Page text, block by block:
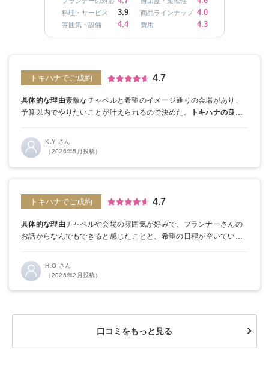
料理・サービス 3.9 商品ラインナップ 4.0
雰囲気・設備 4.4 費用 4.3
トキハナでご成約 4.7
具体的な理由素敵なチャペルと希望のイメージ通りの会場があり、
予算以内でやりたいことが叶えられるので決めた。
トキハナの良か
積もりが妥当かすぐにチェックしてもらえた。
K.Y さん
（2026年5月投稿）
トキハナでご成約 4.7
具体的な理由チャペルや会場の雰囲気が好みで、プランナーさんの
お話からなんでもできると感じたことと、希望の日程が空いていた
H.O さん
（2026年2月投稿）
口コミをもっと見る